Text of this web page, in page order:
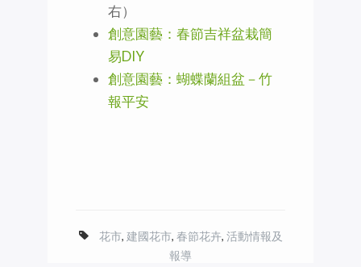
右）
創意園藝：春節吉祥盆栽簡
易DIY
創意園藝：蝴蝶蘭組盆－竹
報平安
花市, 建國花市, 春節花卉, 活動情報及
報導